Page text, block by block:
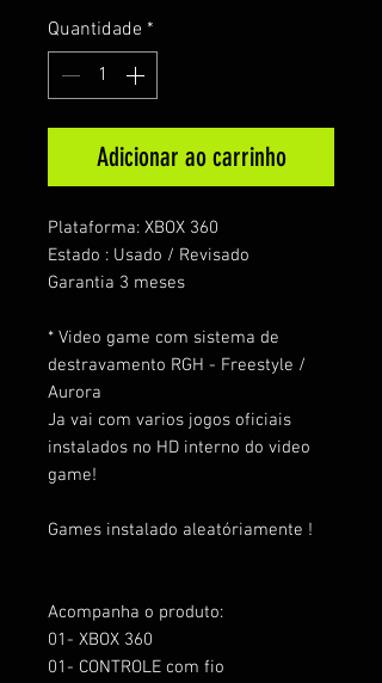
Quantidade *
Adicionar ao carrinho
Plataforma: XBOX 360
Estado : Usado / Revisado
Garantia 3 meses
* Video game com sistema de
destravamento RGH - Freestyle /
Aurora
Ja vai com varios jogos oficiais
instalados no HD interno do video
game!
Games instalado aleatóriamente !
Acompanha o produto:
01- XBOX 360
01- CONTROLE com fio